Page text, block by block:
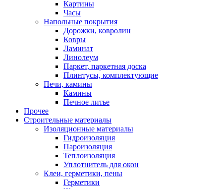
Картины
Часы
Напольные покрытия
Дорожки, ковролин
Ковры
Ламинат
Линолеум
Паркет, паркетная доска
Плинтусы, комплектующие
Печи, камины
Камины
Печное литье
Прочее
Строительные материалы
Изоляционные материалы
Гидроизоляция
Пароизоляция
Теплоизоляция
Уплотнитель для окон
Клеи, герметики, пены
Герметики